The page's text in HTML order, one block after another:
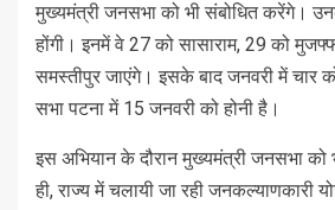
मुख्यमंत्री जनसभा को भी संबोधित करेंगे।
होंगी। इनमें वे 27 को सासाराम, 29 को
समस्तीपुर जाएंगे। इसके बाद जनवरी में चार
सभा पटना में 15 जनवरी को होनी है।
इस अभियान के दौरान मुख्यमंत्री जनसभा
ही, राज्य में चलायी जा रही जनकल्याणकारी